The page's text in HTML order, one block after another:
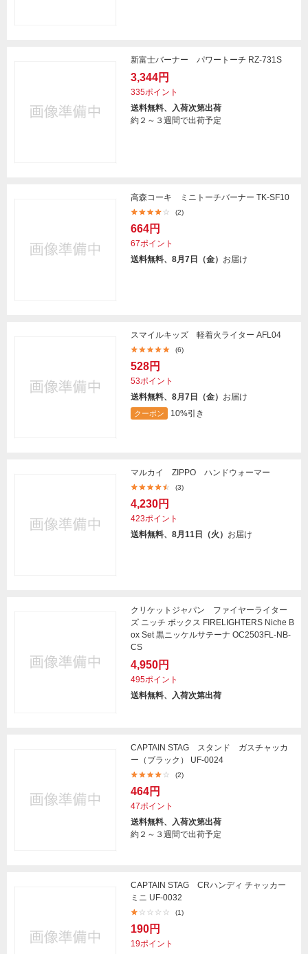
新富士バーナー パワートーチ RZ-731S
3,344円
335ポイント
送料無料、入荷次第出荷
約２～３週間で出荷予定
高森コーキ ミニトーチバーナー TK-SF10
(2)
664円
67ポイント
送料無料、8月7日（金） お届け
スマイルキッズ 軽着火ライター AFL04
(6)
528円
53ポイント
送料無料、8月7日（金） お届け
クーポン 10%引き
マルカイ ZIPPO ハンドウォーマー
(3)
4,230円
423ポイント
送料無料、8月11日（火） お届け
クリケットジャパン ファイヤーライター
ズ ニッチ ボックス FIRELIGHTERS Niche B
ox Set 黒ニッケルサテーナ OC2503FL-NB-
CS
4,950円
495ポイント
送料無料、入荷次第出荷
CAPTAIN STAG スタンド ガスチャッカ
ー（ブラック） UF-0024
(2)
464円
47ポイント
送料無料、入荷次第出荷
約２～３週間で出荷予定
CAPTAIN STAG CRハンディ チャッカー
ミニ UF-0032
(1)
190円
19ポイント